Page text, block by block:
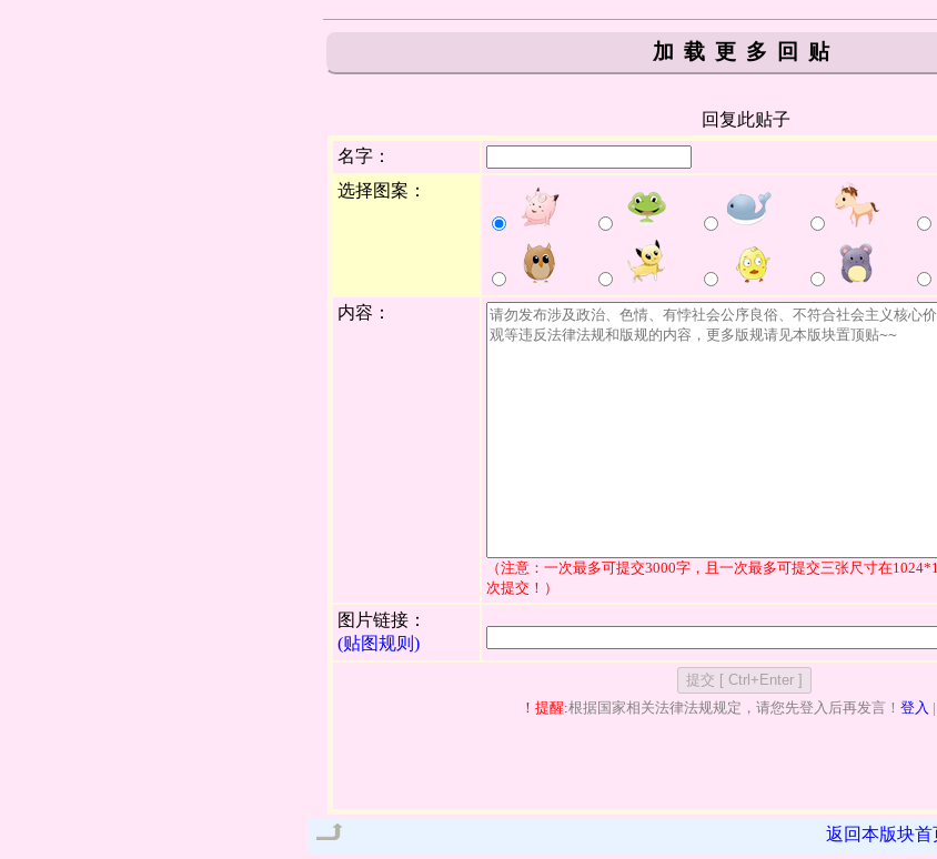
加载更多回贴
回复此贴子
名字：
选择图案：
内容：
（注意：一次最多可提交3000字，且一次最多可提交三张尺寸在
次提交！）
图片链接：
(贴图规则)
！提醒:根据国家相关法律法规规定，请您先登入后再发言！ 登入 |
返回本版块首